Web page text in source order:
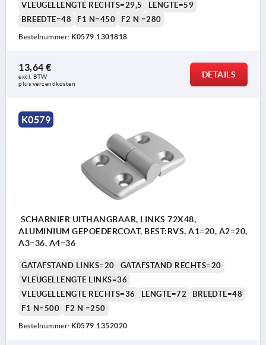
VLEUGELLENGTE RECHTS=29,5
LENGTE=59
BREEDTE=48
F1 N=450 F2 N =280
Bestelnummer: K0579.1301818
13,64 €
excl. BTW
plus verzendkosten
DETAILS
K0579
SCHARNIER UITHANGBAAR, LINKS 72X48,
ALUMINIUM GEPOEDERCOAT, BEST:RVS, A1=20, A2=20,
A3=36, A4=36
GATAFSTAND LINKS=20
GATAFSTAND RECHTS=20
VLEUGELLENGTE LINKS=36
VLEUGELLENGTE RECHTS=36
LENGTE=72
BREEDTE=48
F1 N=500
F2 N =250
Bestelnummer: K0579.1352020